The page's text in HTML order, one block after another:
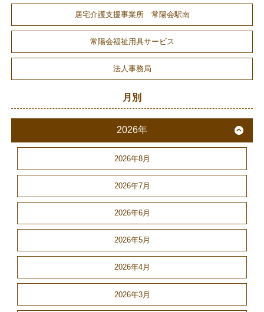
居宅介護支援事業所 常陽会駅南
常陽会福祉用具サービス
法人事務局
月別
2026年
2026年8月
2026年7月
2026年6月
2026年5月
2026年4月
2026年3月